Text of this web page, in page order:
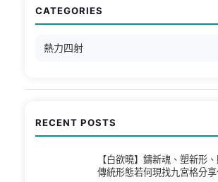
CATEGORIES
熱力四射
RECENT POSTS
【白欲曉】鑄新魂、塑新形
傳統形態若何現找九宮格分